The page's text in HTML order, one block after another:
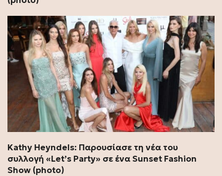
Kathy Heyndels: Παρουσίασε τη νέα του
συλλογή «Let’s Party» σε ένα Sunset Fashion
Show (photo)